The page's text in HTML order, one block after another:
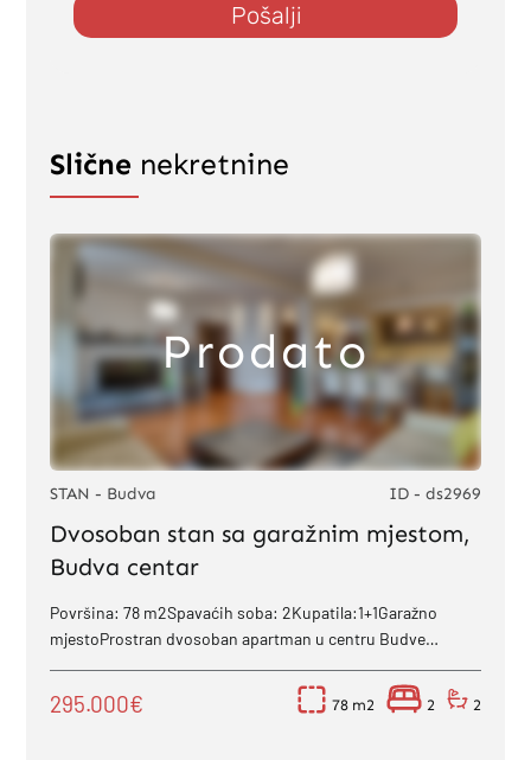
Pošalji
Slične nekretnine
Prodato
STAN - Budva ID - ds2969
Dvosoban stan sa garažnim mjestom,
Budva centar
Površina: 78 m2Spavaćih soba: 2Kupatila:1+1Garažno
mjestoProstran dvosoban apartman u centru Budve
295.000€ 78 2 2